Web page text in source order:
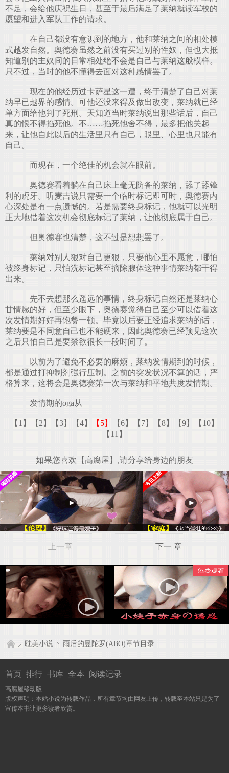
不足，会给他庆祝生日，甚至于最后满足了莱纳就读军校的
愿望和进入军队工作的请求。
在自己都没有意识到的地方，他和莱纳之间的相处模
式越发自然。奥德赛虽然之前没有买过别的性奴，但也大抵
知道别的主奴间的日常相处绝不会是自己与莱纳这般模样。
只不过，当时的他不懂得去面对这种感情罢了。
现在的他经历过卡萨星这一遭，终于清楚了自己对莱
纳早已越界的感情。可他还没来得及做出改变，莱纳就已经
单方面给他判了死刑。天知道当时莱纳说出那些话后，自己
真的恨不得掐死他。不……掐死他舍不得，最多把他关起
来，让他自此以后的生活里只有自己，眼里、心里也只能有
自己。
而现在，一个绝佳的机会就在眼前。
奥德赛看着躺在自己床上毫无防备的莱纳，舔了舔锋
利的虎牙。听麦吉说只需要一个临时标记即可时，奥德赛内
心深处是有一点遗憾的。若是需要终身标记，他就可以光明
正大地借着这次机会彻底标记了莱纳，让他彻底属于自己。
但奥德赛也清楚，这不过是想想罢了。
莱纳对别人狠对自己更狠，只要他心里不愿意，哪怕
被终身标记，只怕洗标记甚至摘除腺体这种事情莱纳都干得
出来。
先不去想那么遥远的事情，终身标记自然还是莱纳心
甘情愿的好，但至少眼下，奥德赛觉得自己至少可以借着这
次发情期好好再饱餐一顿。毕竟以后要正经追求莱纳的话，
莱纳要是不同意自己也不能硬来，因此奥德赛已经预见这次
之后只怕自己是要禁欲很长一段时间了。
以前为了避免不必要的麻烦，莱纳发情期到的时候，
都是通过打抑制剂强行压制。之前的突发状况不算的话，严
格算来，这将会是奥德赛第一次与莱纳和平地共度发情期。
发情期的oga从
【1】 【2】 【3】 【4】 【5】 【6】 【7】 【8】 【9】
【10】
【11】
如果您喜欢【高腐屋】,请分享给身边的朋友
上一章 下一 章
耽美小说 雨后的曼陀罗(ABO)章节目录
首页 排行 书库 全本 阅读记录
高腐屋移动版
版权声明：本站小说为转载作品，所有章节均由网友上传，转载至本站只是为了
宣传本书让更多读者欣赏。